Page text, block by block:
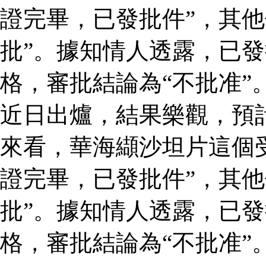
證完畢，已發批件”，其
批”。據知情人透露，已
格，審批結論為“不批准”
近日出爐，結果樂觀，預
來看，華海纈沙坦片這個
證完畢，已發批件”，其
批”。據知情人透露，已
格，審批結論為“不批准”